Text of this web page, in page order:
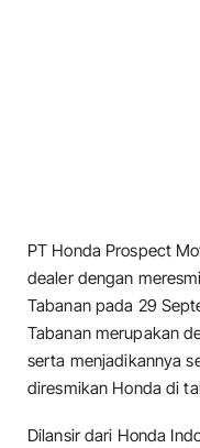
PT Honda Prospect
dealer dengan
Tabanan pada 29
Tabanan merupakan
serta menjadikannya
diresmikan Honda di
Dilansir dari Honda